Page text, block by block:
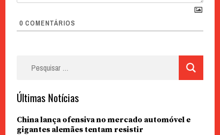
0 COMENTÁRIOS
Últimas Notícias
China lança ofensiva no mercado automóvel e
gigantes alemães tentam resistir